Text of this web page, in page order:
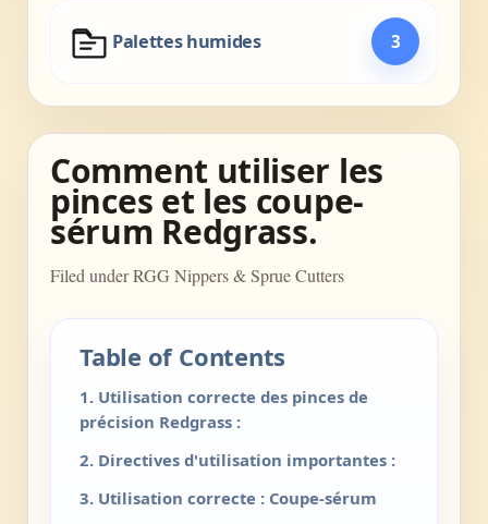
Palettes humides 3
Comment utiliser les
pinces et les coupe-
sérum Redgrass.
Filed under RGG Nippers & Sprue Cutters
Table of Contents
1. Utilisation correcte des pinces de
précision Redgrass :
2. Directives d'utilisation importantes :
3. Utilisation correcte : Coupe-sérum